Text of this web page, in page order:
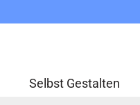
Selbst Gestalten